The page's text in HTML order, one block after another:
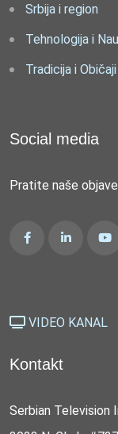
Srbija i region
Tehnologija i
Tradicija i Običaji
Social media
Pratite naše
VIDEO KANAL
Kontakt
Serbian Television